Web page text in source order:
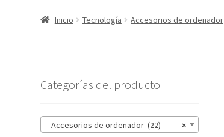
Inicio Tecnología Accesorios de ordenador
Categorías del producto
×
Accesorios de ordenador (22)